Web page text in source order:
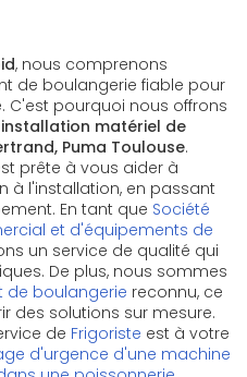
, nous comprenons
de boulangerie fiable pour
C'est pourquoi nous offrons
matériel de
Puma Toulouse.
prête à vous aider à
à l'installation, en passant
En tant que Société
et d'équipements de
un service de qualité qui
De plus, nous sommes
de boulangerie reconnu, ce
des solutions sur mesure.
de Frigoriste est à votre
d'urgence d'une machine